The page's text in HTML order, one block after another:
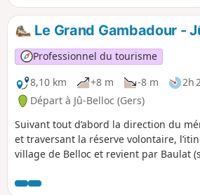
Le Grand Gambadour -
Professionnel du tourisme
8,10 km
+8 m -8 m 2h
Départ à Jû-Belloc (Gers)
Suivant tout d’abord la direction du
et traversant la réserve volontaire,
village de Belloc et revient par Baulat